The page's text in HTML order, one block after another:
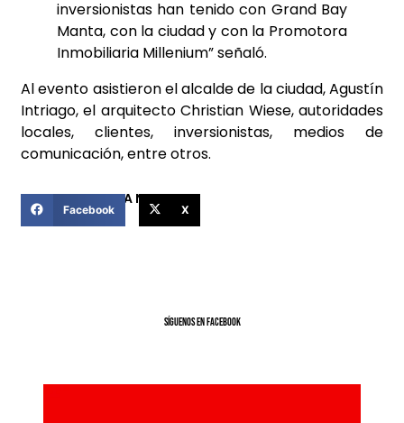
inversionistas han tenido con Grand Bay
Manta, con la ciudad y con la Promotora
Inmobiliaria Millenium” señaló.
Al evento asistieron el alcalde de la ciudad, Agustín
Intriago, el arquitecto Christian Wiese, autoridades
locales, clientes, inversionistas, medios de
comunicación, entre otros.
COMPARTIR ESTA NOTICIA
Facebook X
SíGUENOS EN FACEBOOK